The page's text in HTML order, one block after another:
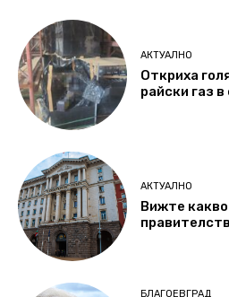
АКТУАЛНО
Откриха
райски газ
АКТУАЛНО
Вижте
БЛАГОЕВГРАД